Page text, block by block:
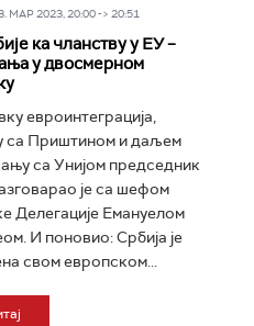
МАР 2023, 20:00 -> 20:51
ка чланству у ЕУ –
у двосмерном
евроинтеграција,
са Приштином и даљем
са Унијом председник
је са шефом
Делегације Емануелом
И поновио: Србија је
свом европском...